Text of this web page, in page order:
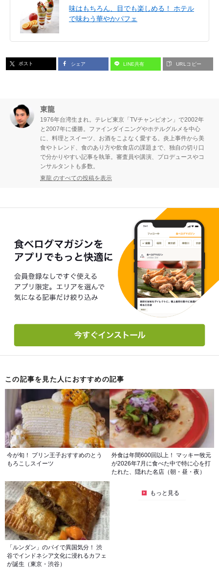
味はもちろん、目でも楽しめる！ ホテル
で味わう華やかパフェ
ポスト シェア LINE共有 URLコピー
東龍
1976年台湾生まれ。テレビ東京「TVチャンピオン」で2002年
と2007年に優勝。ファインダイニングやホテルグルメを中心
に、料理とスイーツ、お酒をこよなく愛する。炎上事件から美
食やトレンド、食のあり方や飲食店の課題まで、独自の切り口
で分かりやすい記事を執筆。審査員や講演、プロデュースやコ
ンサルタントも多数。
東龍 のすべての投稿を表示
この記事を見た人におすすめの記事
今が旬！ プリン王子おすすめのとう
もろこしスイーツ
外食は年間600回以上！ マッキー牧元
が2026年7月に食べた中で特に心を打
たれた、隠れた名店（朝・昼・夜）
「ルンダン」のパイで異国気分！ 渋
谷でインドネシア文化に浸れるカフェ
が誕生（東京・渋谷）
もっと見る